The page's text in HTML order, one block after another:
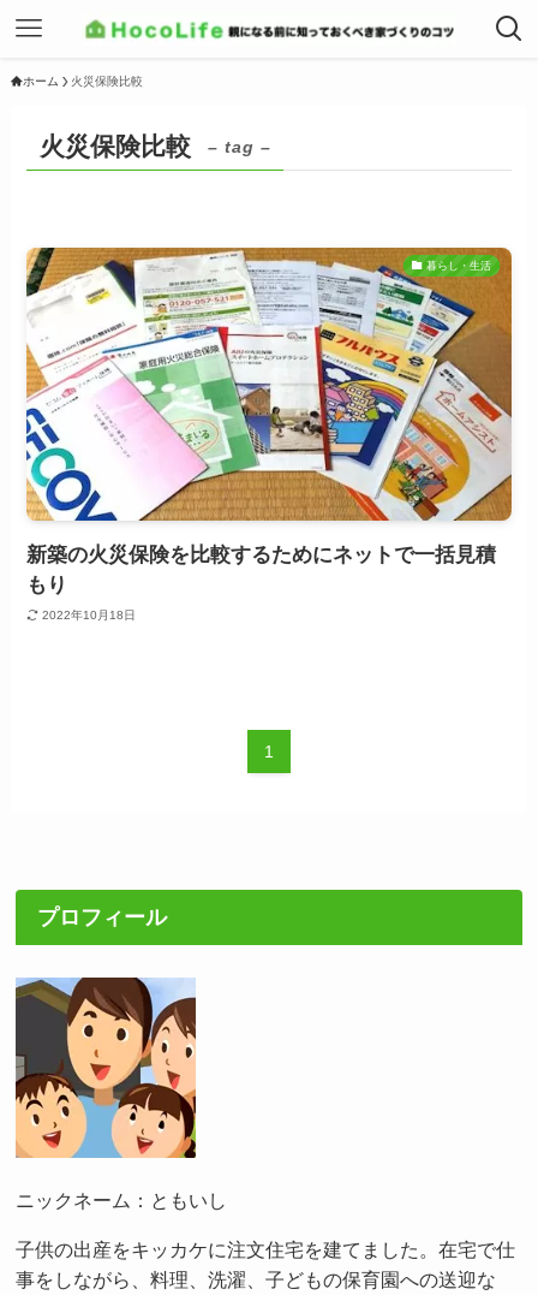
ホーム 火災保険比較
火災保険比較 – tag –
暮らし・生活
新築の火災保険を比較するためにネットで一括見積
もり
2022年10月18日
1
プロフィール
ニックネーム：ともいし
子供の出産をキッカケに注文住宅を建てました。在宅で仕
事をしながら、料理、洗濯、子どもの保育園への送迎な